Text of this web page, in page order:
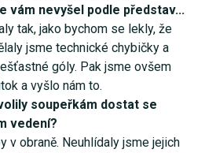
vám nevyšel podle představ...
tak, jako bychom se lekly, že
jsme technické chybičky a
góly. Pak jsme ovšem
a vyšlo nám to.
soupeřkám dostat se
vedení?
v obraně. Neuhlídaly jsme jejich